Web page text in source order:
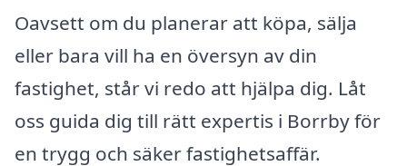
Oavsett om du planerar att köpa, sälja
eller bara vill ha en översyn av din
fastighet, står vi redo att hjälpa dig. Låt
oss guida dig till rätt expertis i Borrby för
en trygg och säker fastighetsaffär.